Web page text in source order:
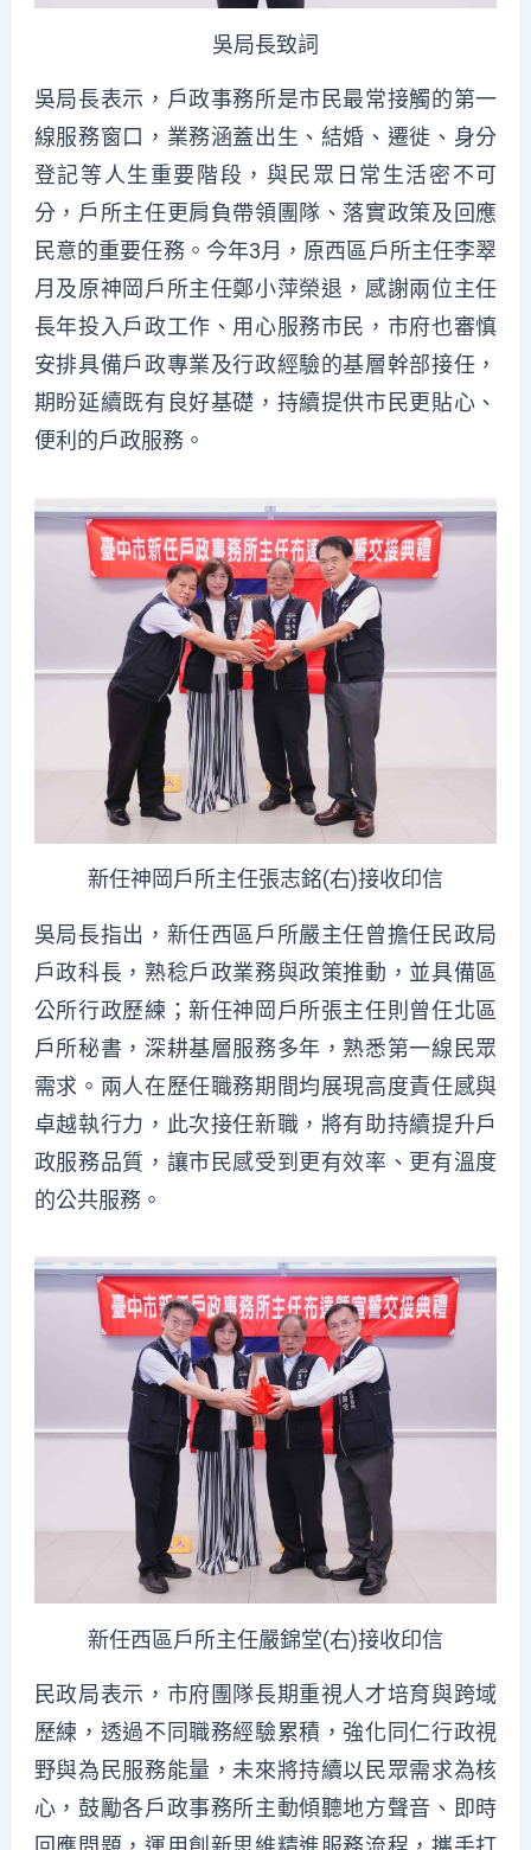
吳局長致詞
吳局長表示，戶政事務所是市民最常接觸的第一
線服務窗口，業務涵蓋出生、結婚、遷徙、身分
登記等人生重要階段，與民眾日常生活密不可
分，戶所主任更肩負帶領團隊、落實政策及回應
民意的重要任務。今年3月，原西區戶所主任李翠
月及原神岡戶所主任鄭小萍榮退，感謝兩位主任
長年投入戶政工作、用心服務市民，市府也審慎
安排具備戶政專業及行政經驗的基層幹部接任，
期盼延續既有良好基礎，持續提供市民更貼心、
便利的戶政服務。
新任神岡戶所主任張志銘(右)接收印信
吳局長指出，新任西區戶所嚴主任曾擔任民政局
戶政科長，熟稔戶政業務與政策推動，並具備區
公所行政歷練；新任神岡戶所張主任則曾任北區
戶所秘書，深耕基層服務多年，熟悉第一線民眾
需求。兩人在歷任職務期間均展現高度責任感與
卓越執行力，此次接任新職，將有助持續提升戶
政服務品質，讓市民感受到更有效率、更有溫度
的公共服務。
新任西區戶所主任嚴錦堂(右)接收印信
民政局表示，市府團隊長期重視人才培育與跨域
歷練，透過不同職務經驗累積，強化同仁行政視
野與為民服務能量，未來將持續以民眾需求為核
心，鼓勵各戶政事務所主動傾聽地方聲音、即時